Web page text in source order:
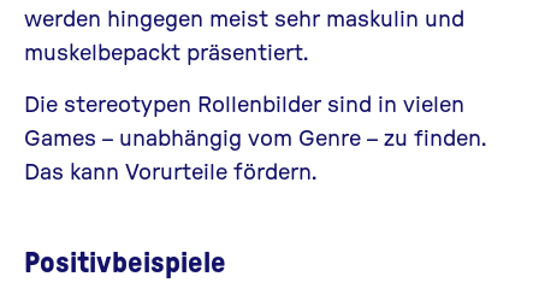
werden hingegen meist sehr maskulin und
muskelbepackt präsentiert.
Die stereotypen Rollenbilder sind in vielen
Games – unabhängig vom Genre – zu finden.
Das kann Vorurteile fördern.
Positivbeispiele